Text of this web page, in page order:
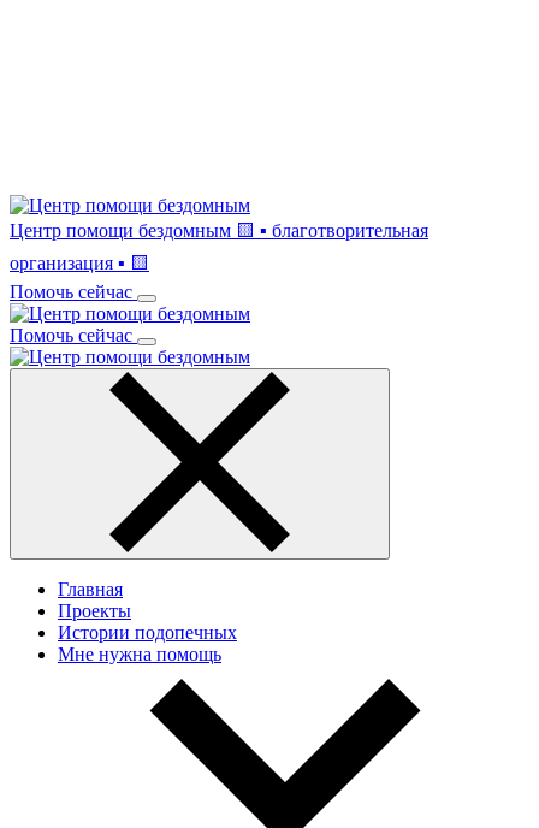
Центр помощи бездомным 🟨 ▪ благотворительная
организация ▪ 🟨
Помочь сейчас
Помочь сейчас
Главная
Проекты
Истории подопечных
Мне нужна помощь